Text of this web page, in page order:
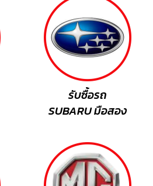
รับซื้อรถ
SUBARU มือสอง